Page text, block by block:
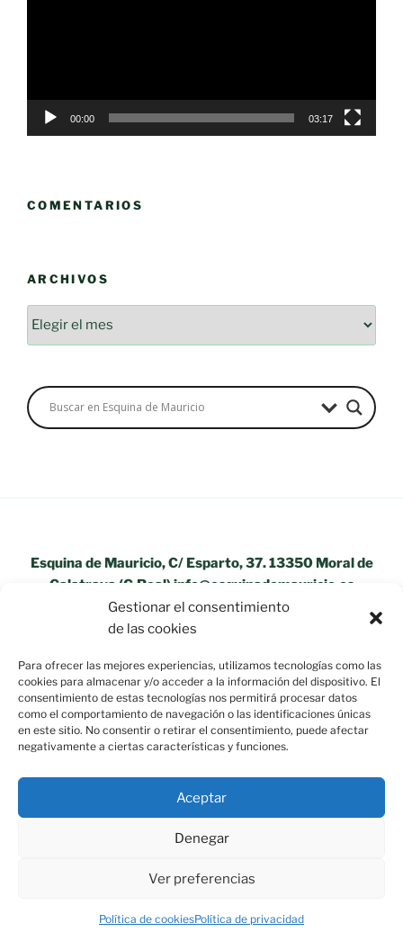
Gestionar el consentimiento
de las cookies
Para ofrecer las mejores experiencias, utilizamos tecnologías como las
cookies para almacenar y/o acceder a la información del dispositivo. El
consentimiento de estas tecnologías nos permitirá procesar datos
como el comportamiento de navegación o las identificaciones únicas
en este sitio. No consentir o retirar el consentimiento, puede afectar
negativamente a ciertas características y funciones.
Aceptar
Denegar
Ver preferencias
Política de cookiesPolítica de privacidad
00:00 03:17
COMENTARIOS
ARCHIVOS
Esquina de Mauricio, C/ Esparto, 37. 13350 Moral de
Calatrava (C.Real) info@esquinademauricio.es
«Aviso Legal»
Política de privacidad Funciona gracias a WordPress